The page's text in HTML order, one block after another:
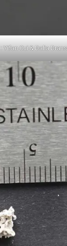
Cui & Dalia